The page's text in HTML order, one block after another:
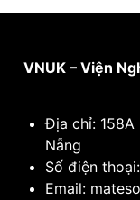
VNUK – Viện
Địa chỉ: 158A
Nẵng
Số điện
Email: